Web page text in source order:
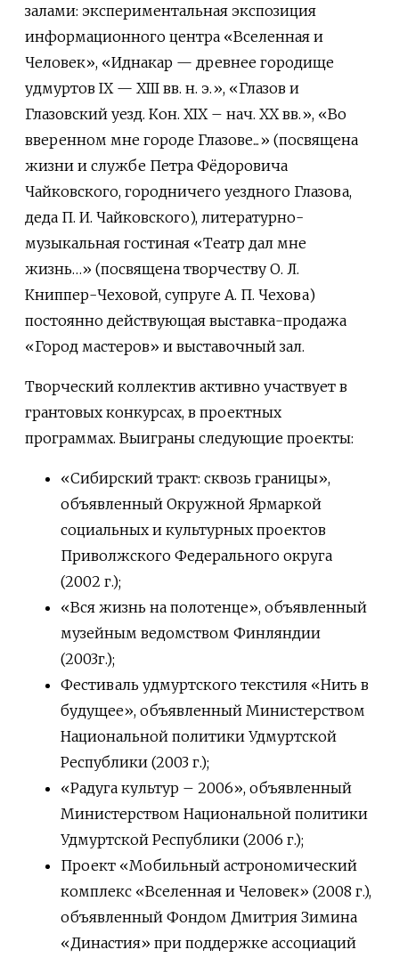
залами: экспериментальная экспозиция
информационного центра «Вселенная и
Человек», «Иднакар — древнее городище
удмуртов IХ — ХIII вв. н. э.», «Глазов и
Глазовский уезд. Кон. ХIХ – нач. ХХ вв.», «Во
вверенном мне городе Глазове...» (посвящена
жизни и службе Петра Фёдоровича
Чайковского, городничего уездного Глазова,
деда П. И. Чайковского), литературно-
музыкальная гостиная «Театр дал мне
жизнь…» (посвящена творчеству О. Л.
Книппер-Чеховой, супруге А. П. Чехова)
постоянно действующая выставка-продажа
«Город мастеров» и выставочный зал.
Творческий коллектив активно участвует в
грантовых конкурсах, в проектных
программах. Выиграны следующие проекты:
«Сибирский тракт: сквозь границы»,
объявленный Окружной Ярмаркой
социальных и культурных проектов
Приволжского Федерального округа
(2002 г.);
«Вся жизнь на полотенце», объявленный
музейным ведомством Финляндии
(2003г.);
Фестиваль удмуртского текстиля «Нить в
будущее», объявленный Министерством
Национальной политики Удмуртской
Республики (2003 г.);
«Радуга культур – 2006», объявленный
Министерством Национальной политики
Удмуртской Республики (2006 г.);
Проект «Мобильный астрономический
комплекс «Вселенная и Человек» (2008 г.),
объявленный Фондом Дмитрия Зимина
«Династия» при поддержке ассоциаций